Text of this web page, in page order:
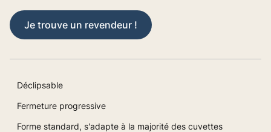
Je trouve un revendeur !
Déclipsable
Fermeture progressive
Forme standard, s'adapte à la majorité des cuvettes